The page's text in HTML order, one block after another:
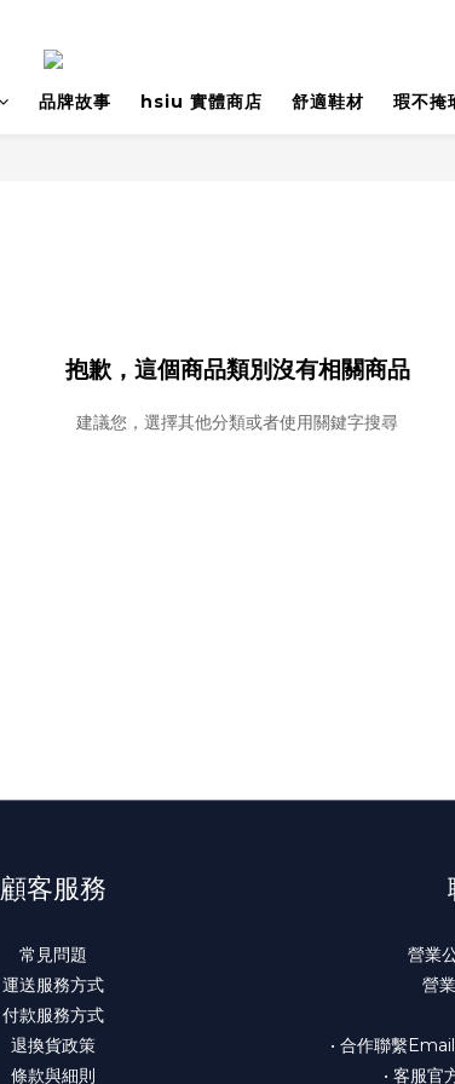
品牌故事 hsiu 實體商店 舒適鞋材 瑕不掩
抱歉，這個商品類別沒有相關商品
建議您，選擇其他分類或者使用關鍵字搜尋
顧客服務
常見問題
運送服務方式
付款服務方式
退換貨政策
條款與細則
營業
營
• 合作聯繫
• 客服